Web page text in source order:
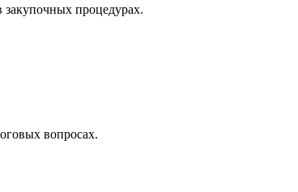
процедурах.
вопросах.